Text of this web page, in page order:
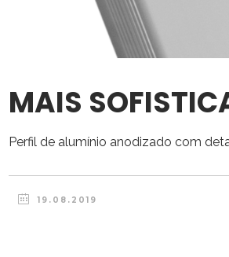
MAIS
Perfil de alumínio anodizado com
19.08.2019